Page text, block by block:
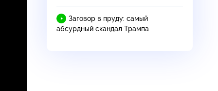
Заговор в пруду: самый
абсурдный скандал Трампа